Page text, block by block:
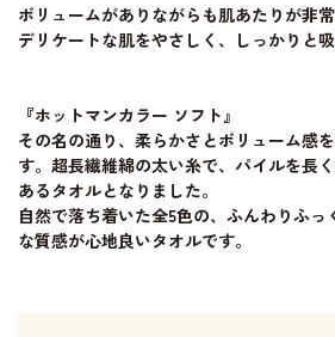
ボリュームがありながらも肌あたりが非
デリケートな肌をやさしく、しっかりと吸
『ホットマンカラー ソフト』
その名の通り、柔らかさとボリューム感
す。超長繊維綿の太い糸で、パイルを長
あるタオルとなりました。
自然で落ち着いた全5色の、ふんわりふっ
な質感が心地良いタオルです。